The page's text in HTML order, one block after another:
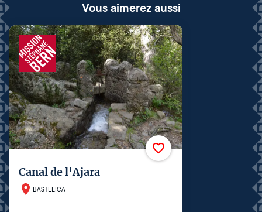
Vous aimerez aussi
Canal de l'Ajara
BASTELICA